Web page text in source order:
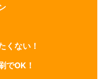
くない！
でOK！